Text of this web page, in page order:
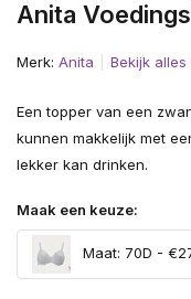
Anita
Merk: Anita Bekijk alles
Een topper van een
kunnen makkelijk met
lekker kan drinken.
Maak een keuze:
Maat: 70D -